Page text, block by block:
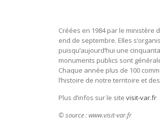
Créées en 1984 par le ministère
end de septembre. Elles
puisqu’aujourd’hui une
monuments publics sont
Chaque année plus de 100
l’histoire de notre territoire et
Plus d’infos sur le site visit-var.fr
© source : www.visit-var.fr